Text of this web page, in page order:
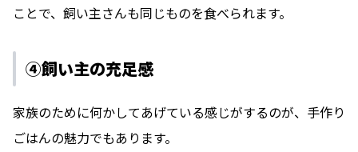
ことで、飼い主さんも同じものを食べられます。
④飼い主の充足感
家族のために何かしてあげている感じがするのが、手作り
ごはんの魅力でもあります。